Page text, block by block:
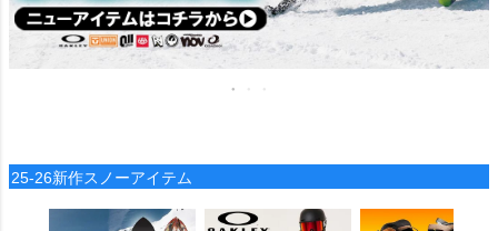
25-26新作スノーアイテム